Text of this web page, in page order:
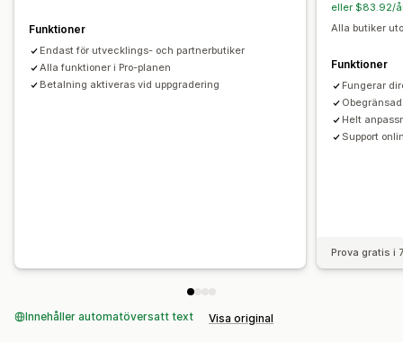
Högriskaviseringar
Analys av besökare
Appaviseringar
Funktioner
Endast för utvecklings- och partnerbutiker
Alla funktioner i Pro-planen
Betalning aktiveras vid uppgradering
eller $83.92/
Alla butiker
Funktioner
Fungerar
Helt
Support
Prova gratis i
Innehåller automatöversatt text Visa original